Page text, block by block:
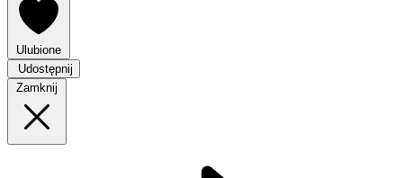
Ulubione
Udostępnij
Zamknij